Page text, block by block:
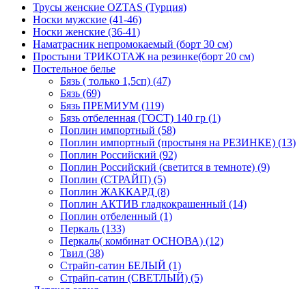
Трусы женские OZTAS (Турция)
Носки мужские (41-46)
Носки женские (36-41)
Наматрасник непромокаемый (борт 30 см)
Простыни ТРИКОТАЖ на резинке(борт 20 см)
Постельное белье
Бязь ( только 1,5сп) (47)
Бязь (69)
Бязь ПРЕМИУМ (119)
Бязь отбеленная (ГОСТ) 140 гр (1)
Поплин импортный (58)
Поплин импортный (простыня на РЕЗИНКЕ) (13)
Поплин Российский (92)
Поплин Российский (светится в темноте) (9)
Поплин (СТРАЙП) (5)
Поплин ЖАККАРД (8)
Поплин АКТИВ гладкокрашенный (14)
Поплин отбеленный (1)
Перкаль (133)
Перкаль( комбинат ОСНОВА) (12)
Твил (38)
Страйп-сатин БЕЛЫЙ (1)
Страйп-сатин (СВЕТЛЫЙ) (5)